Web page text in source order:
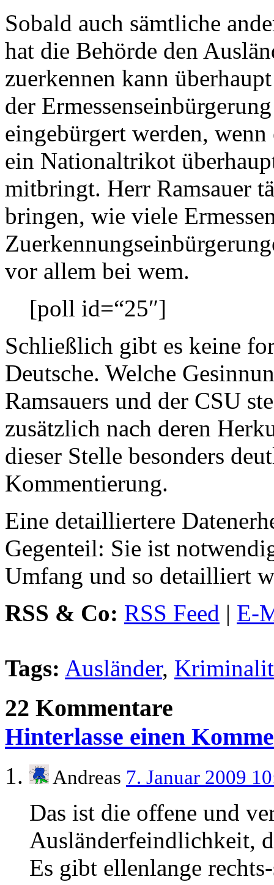
Sobald auch sämtliche
hat die Behörde den
zuerkennen kann
der
eingebürgert werden,
ein Nationaltrikot
mitbringt. Herr Ramsauer
bringen, wie viele
vor allem bei wem.
[poll id=“25″]
Schließlich gibt es keine
Deutsche. Welche
Ramsauers und der CSU
zusätzlich nach deren
dieser Stelle besonders
Kommentierung.
Eine detailliertere
Gegenteil: Sie ist
Umfang und so detailliert
RSS & Co: RSS Feed | E-
Tags: Ausländer,
22 Kommentare
Hinterlasse einen
Andreas 7. Januar 2009
Das ist die offene und
Ausländerfeindlichkeit,
Es gibt ellenlange